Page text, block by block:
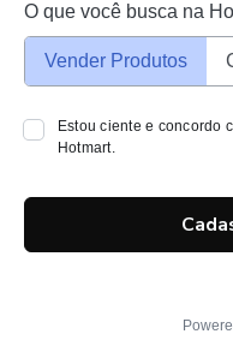
O que você busca na
Vender Produtos
Estou ciente e concordo
Hotmart.